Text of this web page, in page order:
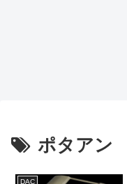
ポタアン
DAC